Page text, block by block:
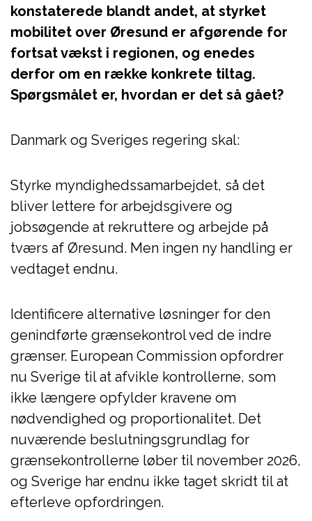
konstaterede blandt andet, at styrket
mobilitet over Øresund er afgørende for
fortsat vækst i regionen, og enedes
derfor om en række konkrete tiltag.
Spørgsmålet er, hvordan er det så gået?
Danmark og Sveriges regering skal:
Styrke myndighedssamarbejdet, så det
bliver lettere for arbejdsgivere og
jobsøgende at rekruttere og arbejde på
tværs af Øresund. Men ingen ny handling er
vedtaget endnu.
Identificere alternative løsninger for den
genindførte grænsekontrol ved de indre
grænser. European Commission opfordrer
nu Sverige til at afvikle kontrollerne, som
ikke længere opfylder kravene om
nødvendighed og proportionalitet. Det
nuværende beslutningsgrundlag for
grænsekontrollerne løber til november 2026,
og Sverige har endnu ikke taget skridt til at
efterleve opfordringen.